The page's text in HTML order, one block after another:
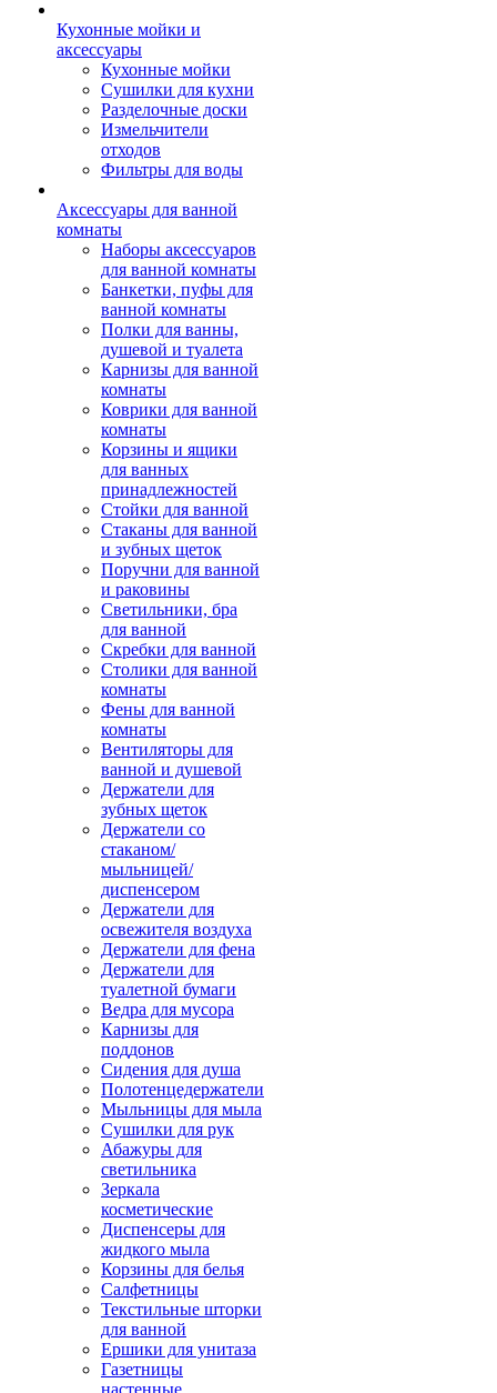
Кухонные мойки и
аксессуары
Кухонные мойки
Сушилки для кухни
Разделочные доски
Измельчители
отходов
Фильтры для воды
Аксессуары для ванной
комнаты
Наборы аксессуаров
для ванной комнаты
Банкетки, пуфы для
ванной комнаты
Полки для ванны,
душевой и туалета
Карнизы для ванной
комнаты
Коврики для ванной
комнаты
Корзины и ящики
для ванных
принадлежностей
Стойки для ванной
Стаканы для ванной
и зубных щеток
Поручни для ванной
и раковины
Светильники, бра
для ванной
Скребки для ванной
Столики для ванной
комнаты
Фены для ванной
комнаты
Вентиляторы для
ванной и душевой
Держатели для
зубных щеток
Держатели со
стаканом/
мыльницей/
диспенсером
Держатели для
освежителя воздуха
Держатели для фена
Держатели для
туалетной бумаги
Ведра для мусора
Карнизы для
поддонов
Сидения для душа
Полотенцедержатели
Мыльницы для мыла
Сушилки для рук
Абажуры для
светильника
Зеркала
косметические
Диспенсеры для
жидкого мыла
Корзины для белья
Салфетницы
Текстильные шторки
для ванной
Ершики для унитаза
Газетницы
настенные